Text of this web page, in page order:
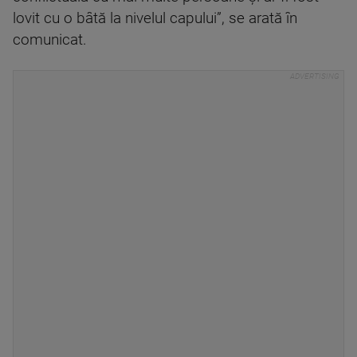
lovit cu o bâtă la nivelul capului”, se arată în
comunicat.